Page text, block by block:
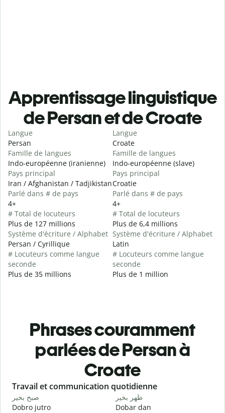
Apprentissage linguistique
de Persan et de Croate
Langue
Persan
Famille de langues
Indo-européenne (iranienne)
Pays principal
Iran / Afghanistan / Tadjikistan
Parlé dans # de pays
4+
# Total de locuteurs
Plus de 127 millions
Système d'écriture / Alphabet
Persan / Cyrillique
# Locuteurs comme langue
seconde
Plus de 35 millions
Langue
Croate
Famille de langues
Indo-européenne (slave)
Pays principal
Croatie
Parlé dans # de pays
4+
# Total de locuteurs
Plus de 6,4 millions
Système d'écriture / Alphabet
Latin
# Locuteurs comme langue
seconde
Plus de 1 million
Phrases couramment
parlées de Persan à
Croate
Slide 1 of 6
Travail et communication quotidienne
صبح بخیر
Dobro jutro
ظهر بخیر
Dobar dan